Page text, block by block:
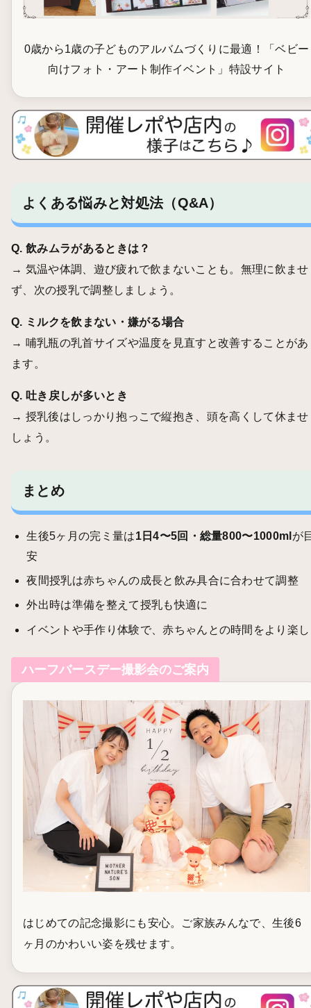
0歳から1歳の子どものアルバムづくりに最適！「ベビー
向けフォト・アート制作イベント」特設サイト
よくある悩みと対処法（Q&A）
Q. 飲みムラがあるときは？
→ 気温や体調、遊び疲れで飲まないことも。無理に飲ませ
ず、次の授乳で調整しましょう。
Q. ミルクを飲まない・嫌がる場合
→ 哺乳瓶の乳首サイズや温度を見直すと改善することがあ
ます。
Q. 吐き戻しが多いとき
→ 授乳後はしっかり抱っこで縦抱き、頭を高くして休ませ
しょう。
まとめ
生後5ヶ月の完ミ量は1日4〜5回・総量800〜1000ml が
安
夜間授乳は赤ちゃんの成長と飲み具合に合わせて調整
外出時は準備を整えて授乳も快適に
イベントや手作り体験で、赤ちゃんとの時間をより楽
ハーフバースデー撮影会のご案内
はじめての記念撮影にも安心。ご家族みんなで、生後6
ヶ月のかわいい姿を残せます。